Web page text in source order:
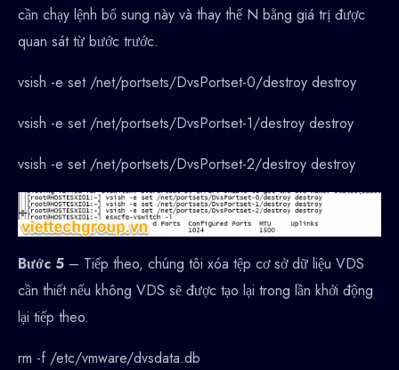
cần chạy lệnh bổ sung này và thay thế N bằng giá trị được
quan sát từ bước trước.
vsish -e set /net/portsets/DvsPortset-0/destroy destroy
vsish -e set /net/portsets/DvsPortset-1/destroy destroy
vsish -e set /net/portsets/DvsPortset-2/destroy destroy
Bước 5 – Tiếp theo, chúng tôi xóa tệp cơ sở dữ liệu VDS
cần thiết nếu không VDS sẽ được tạo lại trong lần khởi động
lại tiếp theo.
rm -f /etc/vmware/dvsdata.db